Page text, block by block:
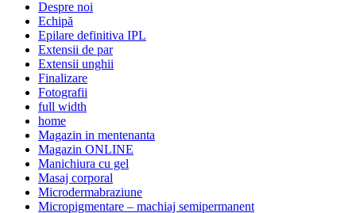
Despre noi
Echipă
Epilare definitiva IPL
Extensii de par
Extensii unghii
Finalizare
Fotografii
full width
home
Magazin in mentenanta
Magazin ONLINE
Manichiura cu gel
Masaj corporal
Microdermabraziune
Micropigmentare – machiaj semipermanent